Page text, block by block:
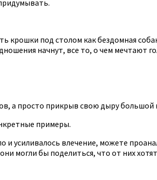
крошки под столом как бездомная
начнут, все то, о чем мечтают
а просто прикрыв свою дыру большой
примеры.
усиливалось влечение, можете
могли бы поделиться, что от них